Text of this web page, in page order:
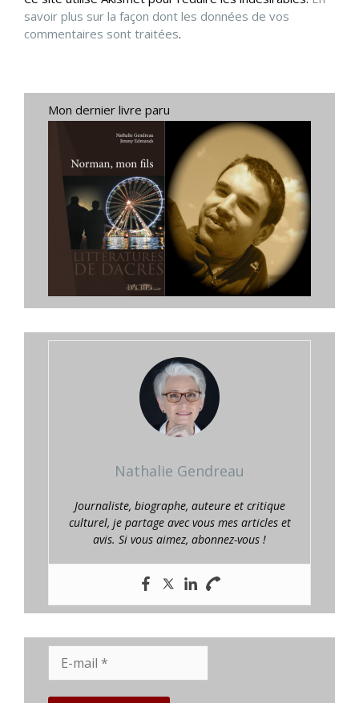
savoir plus sur la façon dont les données de vos
commentaires sont traitées.
Mon dernier livre paru
Nathalie Gendreau
Journaliste, biographe, auteure et critique
culturel, je partage avec vous mes articles et
avis. Si vous aimez, abonnez-vous !
mail